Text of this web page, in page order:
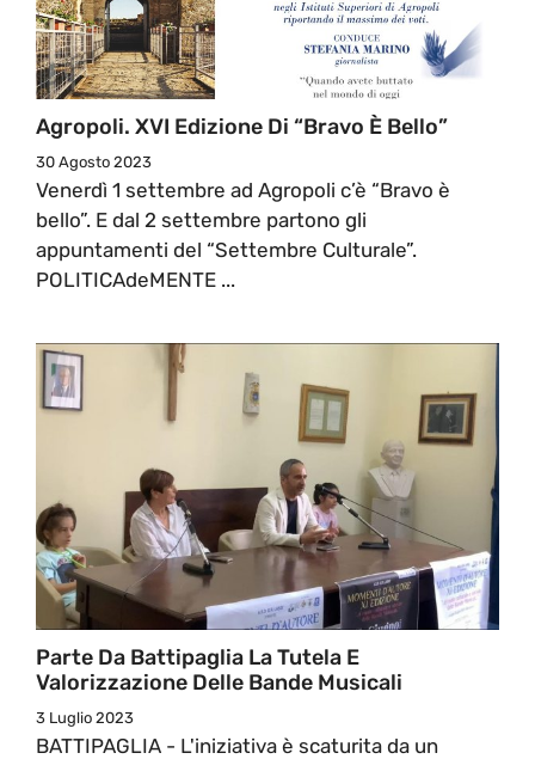
Agropoli. XVI Edizione Di “Bravo È Bello”
30 Agosto 2023
Venerdì 1 settembre ad Agropoli c’è “Bravo è
bello”. E dal 2 settembre partono gli
appuntamenti del “Settembre Culturale”.
POLITICAdeMENTE ...
Parte Da Battipaglia La Tutela E
Valorizzazione Delle Bande Musicali
3 Luglio 2023
BATTIPAGLIA - L'iniziativa è scaturita da un